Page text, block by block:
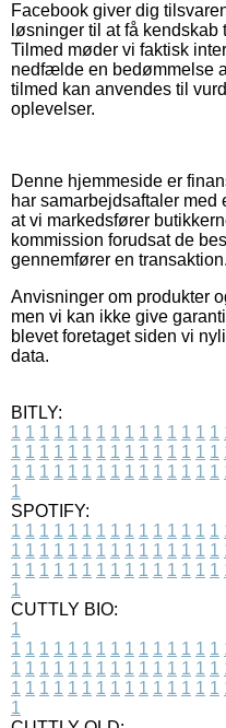
Facebook giver dig
løsninger til at få
Tilmed møder vi faktisk
nedfælde en bedømmelse
tilmed kan anvendes til
oplevelser.
Denne hjemmeside er
har samarbejdsaftaler med
at vi markedsfører
kommission forudsat de
gennemfører en transaktion.
Anvisninger om produkter
men vi kan ikke give
blevet foretaget siden vi
data.
BITLY:
1 1 1 1 1 1 1 1 1 1 1 1 1 1 1
1 1 1 1 1 1 1 1 1 1 1 1 1 1 1
1 1 1 1 1 1 1 1 1 1 1 1 1 1 1
1
SPOTIFY:
1 1 1 1 1 1 1 1 1 1 1 1 1 1 1
1 1 1 1 1 1 1 1 1 1 1 1 1 1 1
1 1 1 1 1 1 1 1 1 1 1 1 1 1 1
1
CUTTLY BIO:
1
1 1 1 1 1 1 1 1 1 1 1 1 1 1 1
1 1 1 1 1 1 1 1 1 1 1 1 1 1 1
1 1 1 1 1 1 1 1 1 1 1 1 1 1 1
1